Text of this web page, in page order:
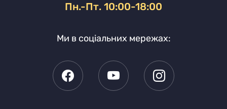
Пн.-Пт. 10:00-18:00
Ми в соціальних мережах: